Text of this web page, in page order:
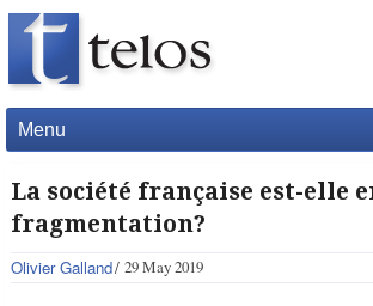
Menu
La société française est-elle
fragmentation?
Olivier Galland 29 May 2019